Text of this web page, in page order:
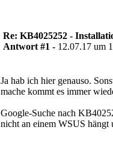
Re: KB4025252 -
Antwort #1 - 12.07.17 um
Ja hab ich hier genauso.
mache kommt es immer
Google-Suche nach
nicht an einem WSUS hängt